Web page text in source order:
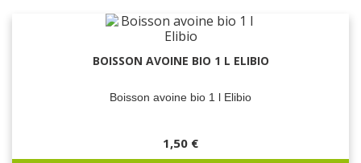
BOISSON AVOINE BIO 1 L ELIBIO
Boisson avoine bio 1 l Elibio
1,50 €